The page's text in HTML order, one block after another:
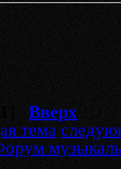
1]Вверх
тема